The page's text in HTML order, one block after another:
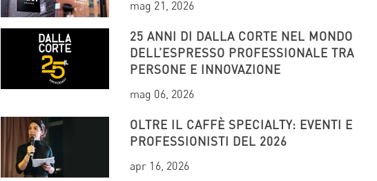
mag 21, 2026
25 ANNI DI DALLA CORTE NEL MONDO
DELL’ESPRESSO PROFESSIONALE TRA
PERSONE E INNOVAZIONE
mag 06, 2026
OLTRE IL CAFFÈ SPECIALTY: EVENTI E
PROFESSIONISTI DEL 2026
apr 16, 2026